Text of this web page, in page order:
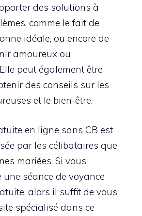
des solutions à
comme le fait de
idéale, ou encore de
amoureux ou
peut également être
des conseils sur les
et le bien-être.
en ligne sans CB est
par les célibataires que
mariées. Si vous
séance de voyance
alors il suffit de vous
spécialisé dans ce